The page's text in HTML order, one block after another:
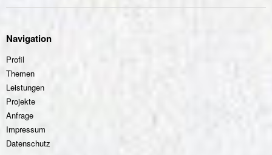
Navigation
Profil
Themen
Leistungen
Projekte
Anfrage
Impressum
Datenschutz